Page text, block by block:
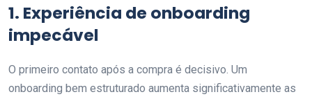
1. Experiência de onboarding
impecável
O primeiro contato após a compra é decisivo. Um
onboarding bem estruturado aumenta significativamente as